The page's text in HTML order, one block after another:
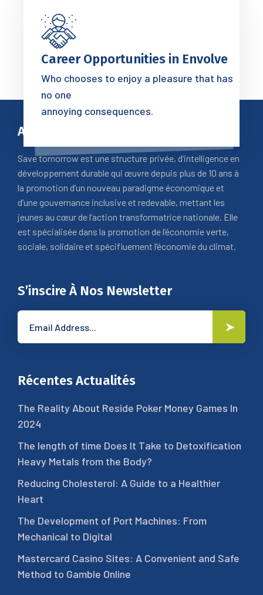
Career Opportunities in Envolve
Who chooses to enjoy a pleasure that has
no one
annoying consequences.
A Propos
Save tomorrow est une structure privée, d’intelligence en
développement durable qui œuvre depuis plus de 10 ans à
la promotion d’un nouveau paradigme économique et
d’une gouvernance inclusive et redevable, mettant les
jeunes au cœur de l’action transformatrice nationale. Elle
est spécialisée dans la promotion de l’économie verte,
sociale, solidaire et spécifiuement l’économie du climat.
S’inscire À Nos Newsletter
Récentes Actualités
The Reality About Reside Poker Money Games In
2024
The length of time Does It Take to Detoxification
Heavy Metals from the Body?
Reducing Cholesterol: A Guide to a Healthier
Heart
The Development of Port Machines: From
Mechanical to Digital
Mastercard Casino Sites: A Convenient and Safe
Method to Gamble Online